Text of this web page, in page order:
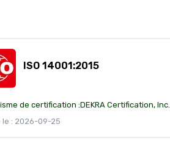
ISO 14001:2015
de certification :DEKRA Certification, Inc.
le : 2026-09-25